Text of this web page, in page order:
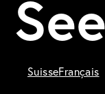
SuisseFrançais